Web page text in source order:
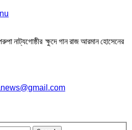
নাট্যগোষ্ঠীর ক্ষুদে গান রাজ আরমান হোসেনের